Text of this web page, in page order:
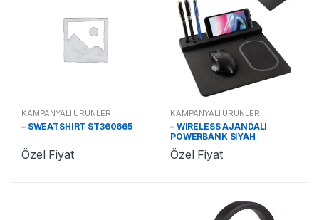
KAMPANYALI ÜRÜNLER
– SWEATSHIRT ST360665
Özel Fiyat
KAMPANYALI ÜRÜNLER
– WIRELESS AJANDALI
POWERBANK SİYAH
ST321310
Özel Fiyat